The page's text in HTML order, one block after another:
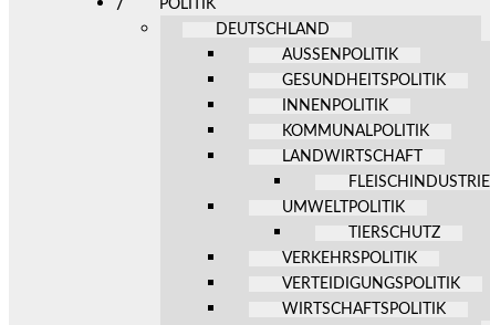
POLITIK
DEUTSCHLAND
AUSSENPOLITIK
GESUNDHEITSPOLITIK
INNENPOLITIK
KOMMUNALPOLITIK
LANDWIRTSCHAFT
FLEISCHINDUSTRIE
UMWELTPOLITIK
TIERSCHUTZ
VERKEHRSPOLITIK
VERTEIDIGUNGSPOLITIK
WIRTSCHAFTSPOLITIK